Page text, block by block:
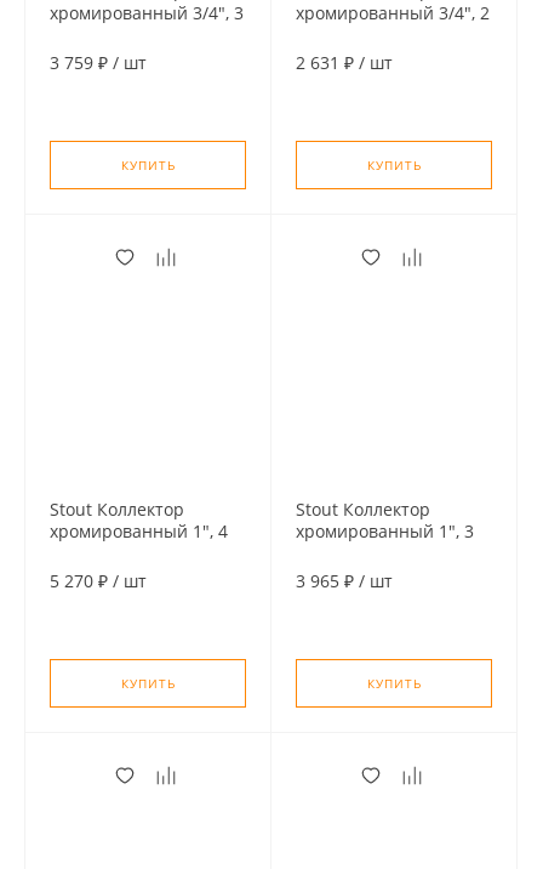
хромированный 3/4", 3
3/4" "евроконус"
3 759 ₽ / шт
КУПИТЬ
хромированный 3/4", 2
3/4" "евроконус"
2 631 ₽ / шт
КУПИТЬ
Stout Коллектор
хромированный 1", 4
1/2" (под плоское
5 270 ₽ / шт
КУПИТЬ
Stout Коллектор
хромированный 1", 3
1/2" (под плоское
3 965 ₽ / шт
КУПИТЬ